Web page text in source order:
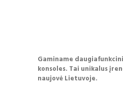
Gaminame
konsoles. Tai unikalus
naujovė Lietuvoje.